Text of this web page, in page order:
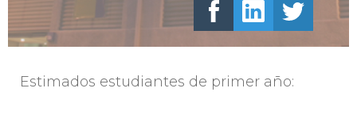
Estimados estudiantes de primer año: